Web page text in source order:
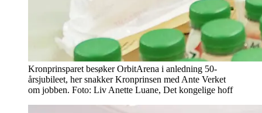
Kronprinsparet besøker OrbitArena i anledning 50-
årsjubileet, her snakker Kronprinsen med Ante Verket
om jobben. Foto: Liv Anette Luane, Det kongelige hoff